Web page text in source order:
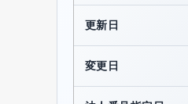
更新日
変更日